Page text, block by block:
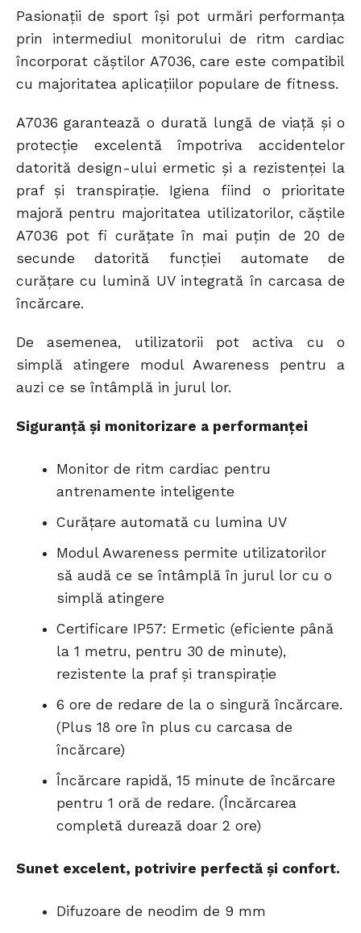
Pasionații de sport își pot urmări performanța
prin intermediul monitorului de ritm cardiac
încorporat căștilor A7036, care este compatibil
cu majoritatea aplicațiilor populare de fitness.
A7036 garantează o durată lungă de viață și o
protecție excelentă împotriva accidentelor
datorită design-ului ermetic și a rezistenței la
praf și transpirație. Igiena fiind o prioritate
majoră pentru majoritatea utilizatorilor, căștile
A7036 pot fi curățate în mai puțin de 20 de
secunde datorită funcției automate de
curățare cu lumină UV integrată în carcasa de
încărcare.
De asemenea, utilizatorii pot activa cu o
simplă atingere modul Awareness pentru a
auzi ce se întâmplă in jurul lor.
Siguranță și monitorizare a performanței
Monitor de ritm cardiac pentru
antrenamente inteligente
Curățare automată cu lumina UV
Modul Awareness permite utilizatorilor
să audă ce se întâmplă în jurul lor cu o
simplă atingere
Certificare IP57: Ermetic (eficiente până
la 1 metru, pentru 30 de minute),
rezistente la praf și transpirație
6 ore de redare de la o singură încărcare.
(Plus 18 ore în plus cu carcasa de
încărcare)
Încărcare rapidă, 15 minute de încărcare
pentru 1 oră de redare. (Încărcarea
completă durează doar 2 ore)
Sunet excelent, potrivire perfectă și confort.
Difuzoare de neodim de 9 mm